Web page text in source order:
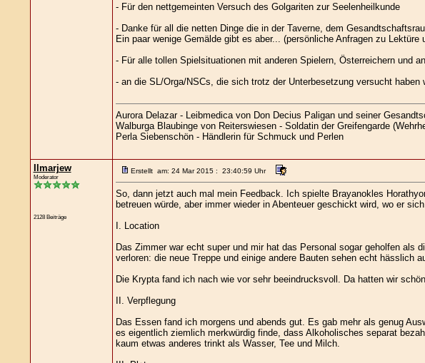
- Für den nettgemeinten Versuch des Golgariten zur Seelenheilkunde
- Danke für all die netten Dinge die in der Taverne, dem
Ein paar wenige Gemälde gibt es aber... (persönliche Anfragen zu
- Für alle tollen Spielsituationen mit anderen Spielern, Österreichern und
- an die SL/Orga/NSCs, die sich trotz der Unterbesetzung versucht haben
Aurora Delazar - Leibmedica von Don Decius Paligan und seiner
Walburga Blaubinge von Reiterswiesen - Soldatin der Greifengarde
Perla Siebenschön - Händlerin für Schmuck und Perlen
Ilmarjew
Moderator
2128 Beiträge
Erstellt am: 24 Mar 2015 : 23:40:59 Uhr
So, dann jetzt auch mal mein Feedback. Ich spielte Brayanokles
betreuen würde, aber immer wieder in Abenteuer geschickt wird, wo er
I. Location
Das Zimmer war echt super und mir hat das Personal sogar geholfen als
verloren: die neue Treppe und einige andere Bauten sehen echt hässlich
Die Krypta fand ich nach wie vor sehr beeindrucksvoll. Da hatten wir
II. Verpflegung
Das Essen fand ich morgens und abends gut. Es gab mehr als genug
es eigentlich ziemlich merkwürdig finde, dass Alkoholisches separat
kaum etwas anderes trinkt als Wasser, Tee und Milch.